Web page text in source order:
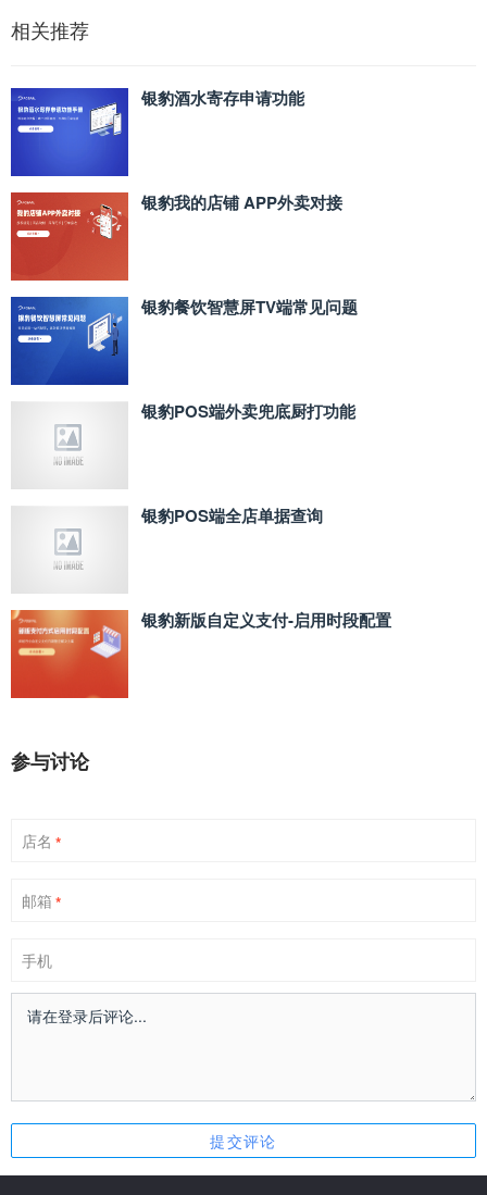
相关推荐
银豹酒水寄存申请功能
银豹我的店铺 APP外卖对接
银豹餐饮智慧屏TV端常见问题
银豹POS端外卖兜底厨打功能
银豹POS端全店单据查询
银豹新版自定义支付‑启用时段配置
参与讨论
店名 *
邮箱 *
手机